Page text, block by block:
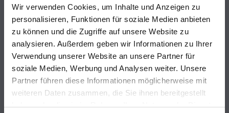
Wir verwenden Cookies, um Inhalte und Anzeigen zu
personalisieren, Funktionen für soziale Medien anbieten
zu können und die Zugriffe auf unsere Website zu
analysieren. Außerdem geben wir Informationen zu Ihrer
Verwendung unserer Website an unsere Partner für
soziale Medien, Werbung und Analysen weiter. Unsere
Partner führen diese Informationen möglicherweise mit
weiteren Daten zusammen, die Sie ihnen bereitgestellt
haben oder die sie im Rahmen Ihrer Nutzung der Dienste
Verbrauchsmaterialien
Angebote
Hersteller
Über Uns
Unternehmen
Aktuelles
Service